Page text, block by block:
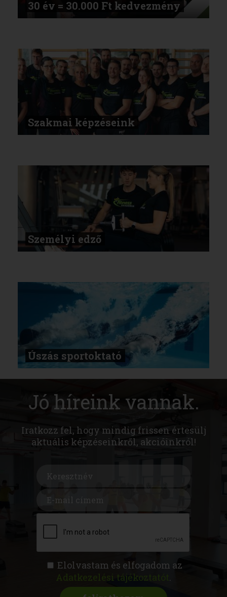
30 év = 30.000 Ft kedvezmény
Szakmai képzéseink
Személyi edző
Úszás sportoktató
Jó híreink vannak.
Iratkozz fel, hogy mindig frissen értesülj
aktuális képzéseinkről, akcióinkról!
Elolvastam és elfogadom az
Adatkezelési tájékoztatót .
FITNESS AKADÉMIA